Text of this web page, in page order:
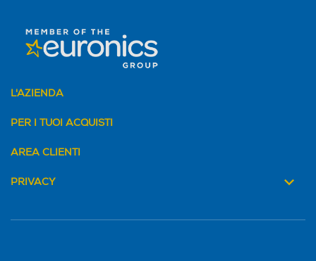
L'AZIENDA
PER I TUOI ACQUISTI
AREA CLIENTI
PRIVACY